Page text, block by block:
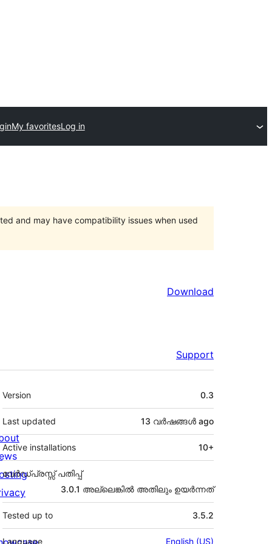
My favoritesLog in
and may have compatibility issues when used
Download
Support
Meta
Version 0.3
Last updated 13 വര്‍ഷങ്ങള്‍ ago
Active installations 10+
വേർഡ്പ്രസ്സ് പതിപ്പ്
3.0.1 അല്ലെങ്കില്‍ അതിലും ഉയര്‍ന്നത്
Tested up to 3.5.2
Language English (US)